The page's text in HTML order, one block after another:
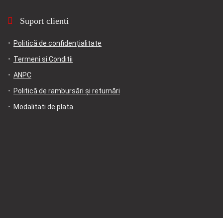
Suport clienti
Politică de confidențialitate
Termeni si Conditii
ANPC
Politică de rambursări și returnări
Modalitati de plata